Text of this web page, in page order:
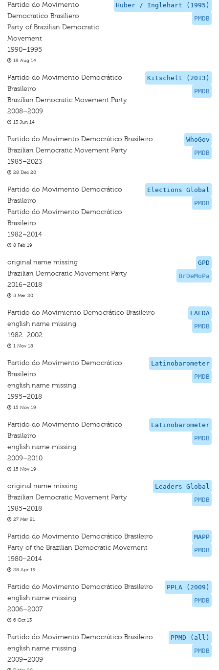
Huber / Inglehart (1995)
PMDB
Partido do Movimento
Democratico Brasiliero
Party of Brazilian Democratic
Movement
1990–1995
19 Aug 14
Kitschelt (2013)
PMDB
Partido do Movimento Democrático
Brasileiro
Brazilian Democratic Movement Party
2008–2009
13 Jun 14
WhoGov
PMDB
Partido do Movimento Democrático Brasileiro
Brazilian Democratic Movement Party
1985–2023
28 Dec 20
Elections Global
PMDB
Partido do Movimento Democrático
Brasileiro
Partido do Movimento Democrático
Brasileiro
1982–2014
8 Feb 19
GPD
BrDeMoPa
original name missing
Brazilian Democratic Movement Party
2016–2018
5 Mar 20
LAEDA
PMDB
Partido do Movimiento Democrático Brasileiro
english name missing
1982–2002
1 Nov 18
Latinobarometer
PMDB
Partido do Movimento Democrático
Brasileiro
english name missing
1995–2018
15 Nov 19
Latinobarometer
PMDB
Partido do Movimento Democrático
Brasileiro
english name missing
2009–2010
15 Nov 19
Leaders Global
PMDB
original name missing
Brazilian Democratic Movement Party
1985–2018
27 Mar 21
MAPP
PMDB
Partido do Movimento Democrático Brasileiro
Party of the Brazilian Democratic Movement
1980–2014
28 Apr 19
PPLA (2009)
PMDB
Partido do Movimento Democrático Brasileiro
english name missing
2006–2007
6 Oct 13
PPMD (all)
PMDB
Partido do Movimento Democrático Brasileiro
english name missing
2009–2009